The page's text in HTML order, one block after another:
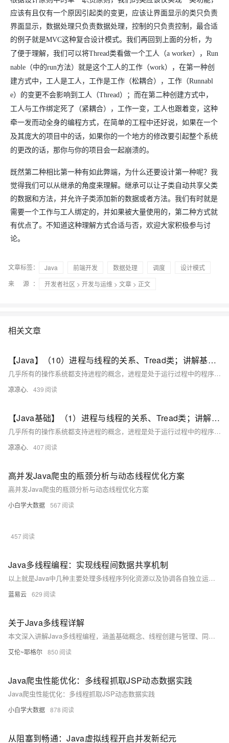
应该有且仅有一个原因引起类的变更，应该让界面显示的类只负责
界面显示，数据处理只负责数据处理，控制的只负责控制，最合适
的例子就是MVC这种复合设计模式。我们再回到上面的分析，为
了便于理解，我们可以将Thread类看做一个工人（a worker）， Run
nable （中的run方法）就是这个工人的工作（work），在第一种创
建方式中，工人是工人，工作是工作（松耦合），工作（Runnabl
e）的变更不会影响到工人（Thread）；而在第二种创建方式中，
工人与工作绑定死了（紧耦合），工作一变，工人也跟着变，这种
牵一发而动全身的编程方式，在简单的工程中还好说，如果在一个
及其庞大的项目中的话，如果你的一个地方的修改要引起整个系统
的更改的话，那你与你的项目会一起崩溃的。
既然第二种相比第一种有如此弊端，为什么还要设计第一种呢？我
觉得我们可以从继承的角度来理解。继承可以让子类自动共享父类
的数据和方法，并允许子类添加新的数据或者方法。我们有时就是
需要一个工作与工人绑定的，并如果被大量使用的，第二种方式就
有优点了。不知道这种理解方式合适与否，欢迎大家积极参与讨
论。
文章标签： Java 前端开发 数据处理 调度
设计模式
来 源：
开发者社区 > 开发与运维 > 文章 > 正文
相关文章
【Java】（10）进程与线程的关系、Tread类；讲解基本线程安全、网络编程内容；JSON序列化与反序列化
几乎所有的操作系统都支持进程的概念，进程是处于运行过程中的程序，并且具有一定的独立功能，进程是系统进行资源分配和调度的一个独立单位一般而言，进程包含如下三个特征。独立性动态性并发性。
凉凉心. 439
【Java基础】（1）进程与线程的关系、Tread类；讲解基本线程安全、网络编程内容；JSON序列化与反序列化
几乎所有的操作系统都支持进程的概念，进程是处于运行过程中的程序，并且具有一定的独立功能，进程是系统进行资源分配和调度的一个独立单位一般而言，进程包含如下三个特征。独立性动态性并发性。
凉凉心. 407
高并发Java爬虫的瓶颈分析与动态线程优化方案
高并发Java爬虫的瓶颈分析与动态线程优化方案
小白学大数据 567
457
Java多线程编程：实现线程间数据共享机制
以上就是Java中几种主要处理多线程序列化资源以及协调各自独立运行但需相互配合以完成任务threads 的技术手段与策略。正确应用上述技术将大大增强你程序稳定性与效率同时也降低bug出现率因此深刻理解每项技术背后理论至关重要.
蓝易云 629
关于Java多线程详解
本文深入讲解Java多线程编程，涵盖基础概念、线程创建与管理、同步机制、并发工具类、线程池、线程安全集合、实战案例及常见问题解决方案，助你掌握高性能并发编程技巧，应对多线程开发中的挑战。
艾伦~耶格尔 850
Java爬虫性能优化：多线程抓取JSP动态数据实践
Java爬虫性能优化：多线程抓取JSP动态数据实践
小白学大数据 878
从阻塞到畅通：Java虚拟线程开启并发新纪元